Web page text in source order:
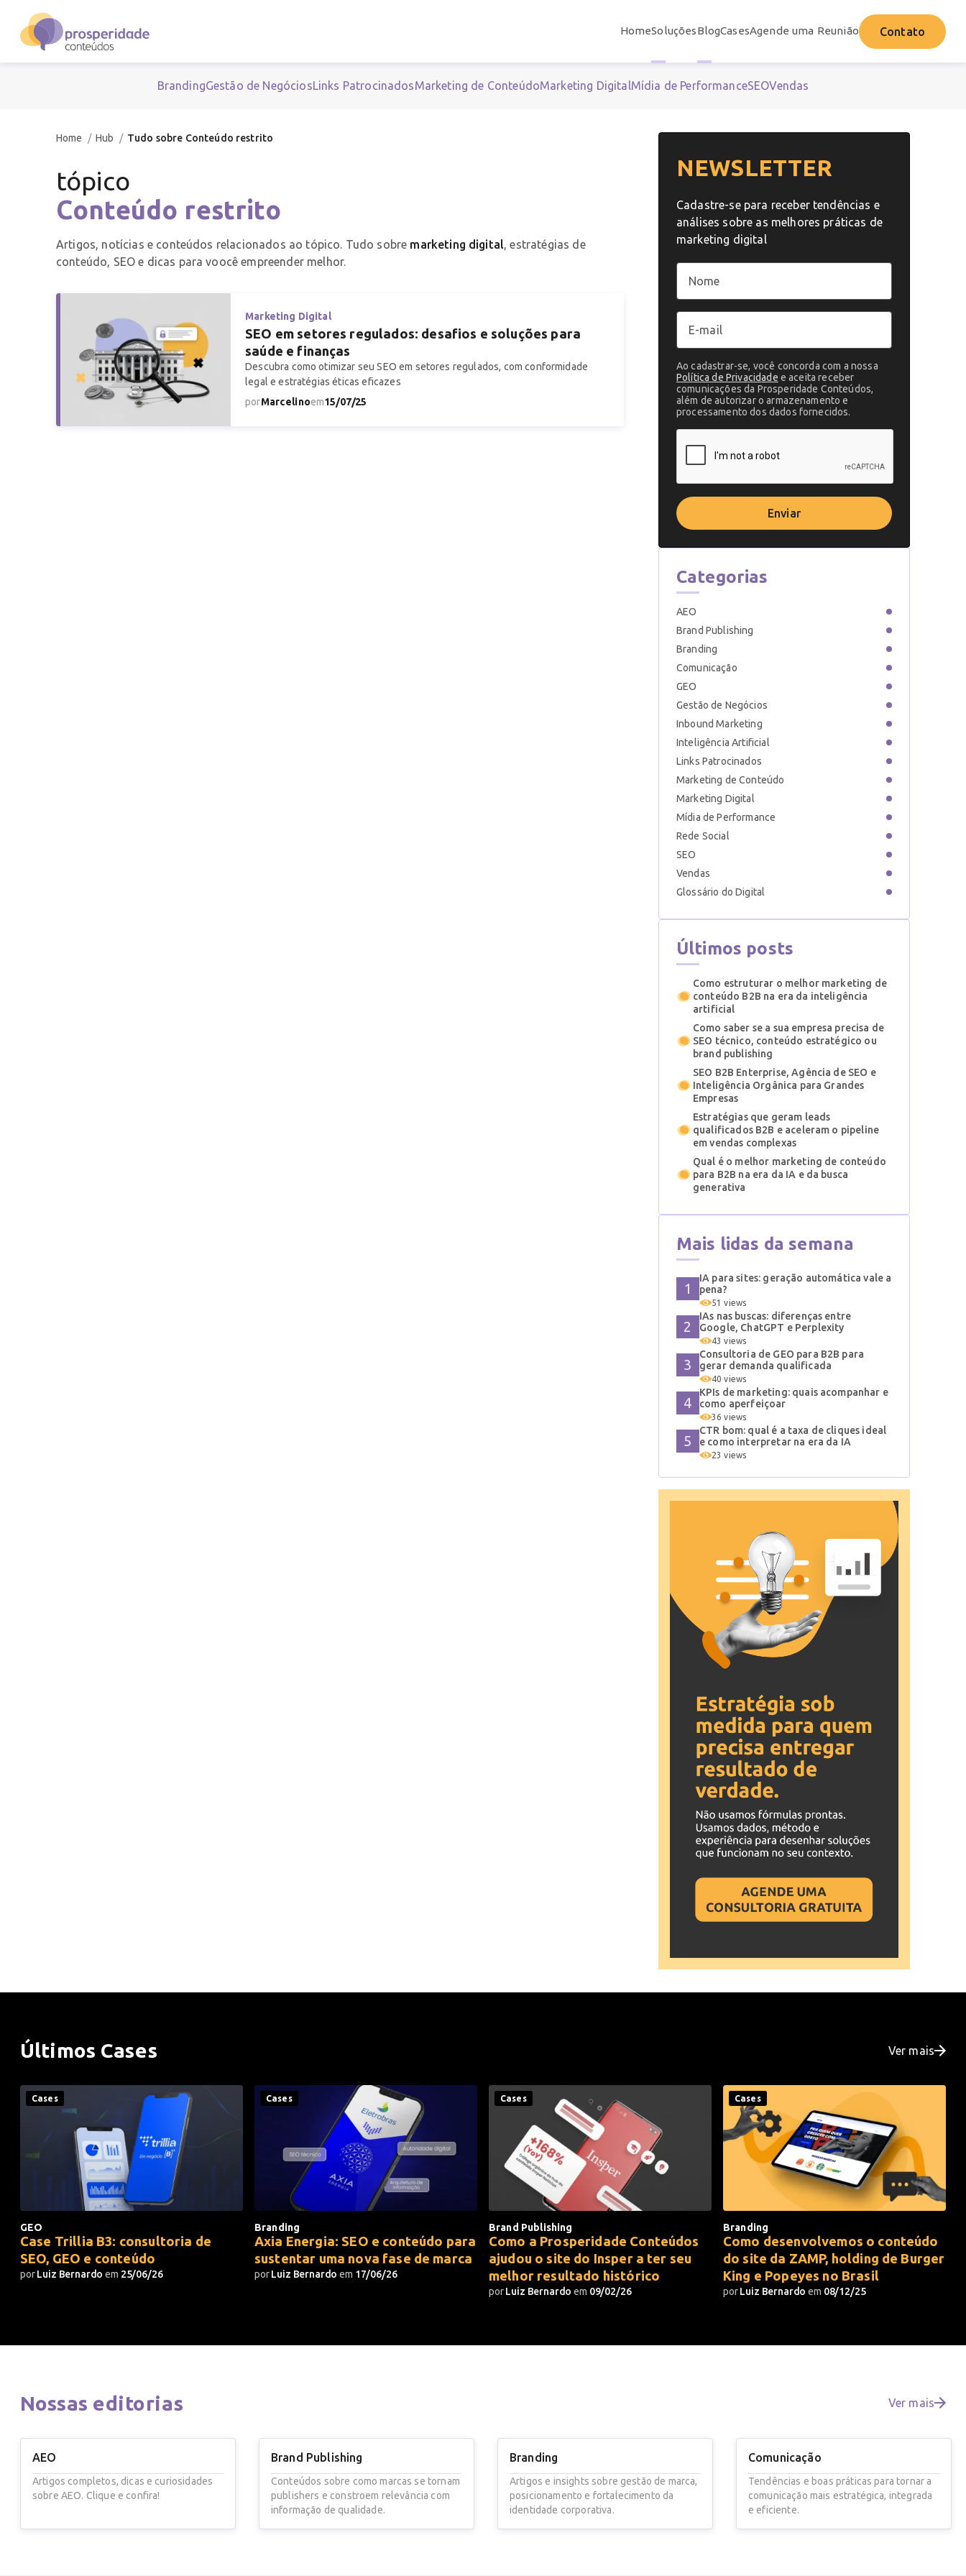
HomeSoluçõesBlogCasesAgende uma Reunião Contato
BrandingGestão de NegóciosLinks PatrocinadosMarketing de ConteúdoMarketing DigitalMídia de PerformanceSEOVendas
Home Hub Tudo sobre Conteúdo restrito
tópico
Conteúdo restrito
Artigos, notícias e conteúdos relacionados ao tópico. Tudo sobre marketing digital, estratégias de
conteúdo, SEO e dicas para voocê empreender melhor.
Marketing Digital
SEO em setores regulados: desafios e soluções para
saúde e finanças
Descubra como otimizar seu SEO em setores regulados, com conformidade
legal e estratégias éticas eficazes
porMarcelinoem15/07/25
NEWSLETTER
Cadastre-se para receber tendências e
análises sobre as melhores práticas de
marketing digital
Ao cadastrar-se, você concorda com a nossa
Política de Privacidade e aceita receber
comunicações da Prosperidade Conteúdos,
além de autorizar o armazenamento e
processamento dos dados fornecidos.
Enviar
Categorias
AEO
Brand Publishing
Branding
Comunicação
GEO
Gestão de Negócios
Inbound Marketing
Inteligência Artificial
Links Patrocinados
Marketing de Conteúdo
Marketing Digital
Mídia de Performance
Rede Social
SEO
Vendas
Glossário do Digital
Últimos posts
Como estruturar o melhor marketing de
conteúdo B2B na era da inteligência
artificial
Como saber se a sua empresa precisa de
SEO técnico, conteúdo estratégico ou
brand publishing
SEO B2B Enterprise, Agência de SEO e
Inteligência Orgânica para Grandes
Empresas
Estratégias que geram leads
qualificados B2B e aceleram o pipeline
em vendas complexas
Qual é o melhor marketing de conteúdo
para B2B na era da IA e da busca
generativa
Mais lidas da semana
IA para sites: geração automática vale a
pena?
51 views
IAs nas buscas: diferenças entre
Google, ChatGPT e Perplexity
43 views
Consultoria de GEO para B2B para
gerar demanda qualificada
40 views
KPIs de marketing: quais acompanhar e
como aperfeiçoar
36 views
CTR bom: qual é a taxa de cliques ideal
e como interpretar na era da IA
23 views
Últimos Cases Ver mais
Cases
GEO
Case Trillia B3: consultoria de
SEO, GEO e conteúdo
porLuiz Bernardo em 25/06/26
Cases
Branding
Axia Energia: SEO e conteúdo para
sustentar uma nova fase de marca
porLuiz Bernardo em 17/06/26
Cases
Brand Publishing
Como a Prosperidade Conteúdos
ajudou o site do Insper a ter seu
melhor resultado histórico
porLuiz Bernardo em 09/02/26
Cases
Branding
Como desenvolvemos o conteúdo
do site da ZAMP, holding de Burger
King e Popeyes no Brasil
porLuiz Bernardo em 08/12/25
Nossas editorias Ver mais
AEO
Artigos completos, dicas e curiosidades
sobre AEO. Clique e confira!
Brand Publishing
Conteúdos sobre como marcas se tornam
publishers e constroem relevância com
informação de qualidade.
Branding
Artigos e insights sobre gestão de marca,
posicionamento e fortalecimento da
identidade corporativa.
Comunicação
Tendências e boas práticas para tornar a
comunicação mais estratégica, integrada
e eficiente.